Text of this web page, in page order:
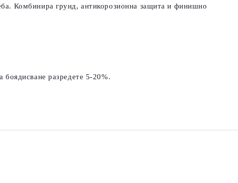
Комбинира грунд, антикорозионна защита и финишно
разредете 5-20%.